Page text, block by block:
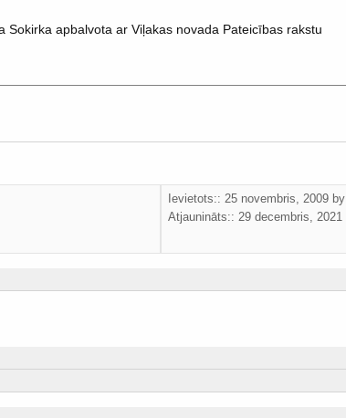
apbalvota ar Viļakas novada Pateicības rakstu
Ievietots:: 25 novembris, 2009 by
Atjaunināts::29 decembris, 2021